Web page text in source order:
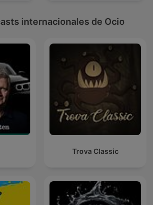
internacionales de Ocio
Trova Classic